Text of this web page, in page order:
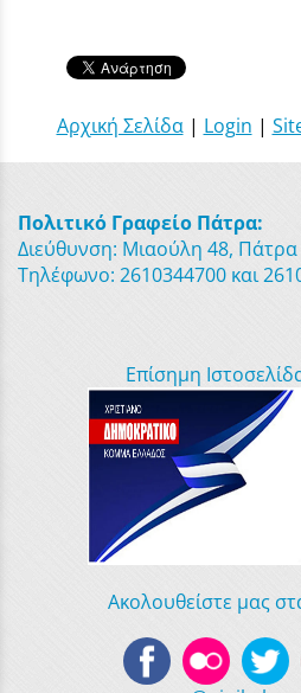
Αρχική Σελίδα| Login |
Πολιτικό Γραφείο Πάτρα:
Διεύθυνση: Μιαούλη 48, Πάτρα
Τηλέφωνο: 2610344700 και
Επίσημη
Ακολουθείστε μας